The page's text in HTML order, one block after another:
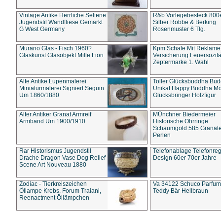
Vintage Antike Herrliche Seltene
Jugendstil Wandfliese Gemarkt
G West Germany
R&b Vorlegebesteck
Silber Robbe & Berking
Rosenmuster 6 Tlg.
Murano Glas - Fisch 1960?
Glaskunst Glasobjekt Mille Fiori
Kpm Schale Mit Reklame
Versicherung
Zeptermarke 1. Wahl
Alte Antike Lupenmalerei
Miniaturmalerei Signiert Seguin
Um 1860/1880
Toller Glücksbuddha
Unikat Happy Buddha
Glücksbringer Holzfigur
Alter Antiker Granat Armreif
Armband Um 1900/1910
MÜnchner Biedermeier
Historische Ohrringe
Schaumgold 585
Perlen
Rar Historismus Jugendstil
Drache Dragon Vase Dog Relief
Scene Art Nouveau 1880
Telefonablage
Design 60er 70er Jahre
Zodiac - Tierkreiszeichen
Öllampe Krebs, Forum Traiani,
Reenactment Öllämpchen
Va 34122 Schuco
Teddy Bär Hellbraun